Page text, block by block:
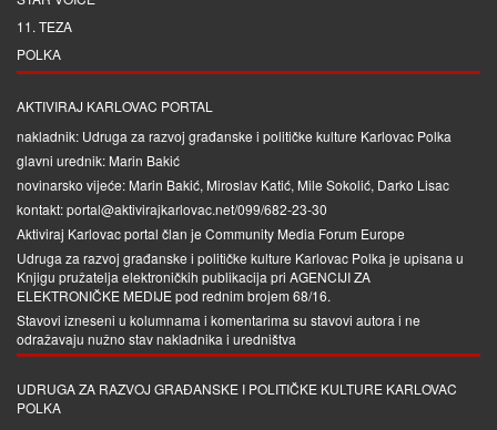
11. TEZA
POLKA
AKTIVIRAJ KARLOVAC PORTAL
nakladnik: Udruga za razvoj građanske i političke kulture Karlovac Polka
glavni urednik: Marin Bakić
novinarsko vijeće: Marin Bakić, Miroslav Katić, Mile Sokolić, Darko Lisac
kontakt: portal@aktivirajkarlovac.net/099/682-23-30
Aktiviraj Karlovac portal član je Community Media Forum Europe
Udruga za razvoj građanske i političke kulture Karlovac Polka je upisana u
Knjigu pružatelja elektroničkih publikacija pri AGENCIJI ZA
ELEKTRONIČKE MEDIJEpod rednim brojem 68/16.
Stavovi izneseni u kolumnama i komentarima su stavovi autora i ne
odražavaju nužno stav nakladnika i uredništva
UDRUGA ZA RAZVOJ GRAĐANSKE I POLITIČKE KULTURE KARLOVAC
POLKA